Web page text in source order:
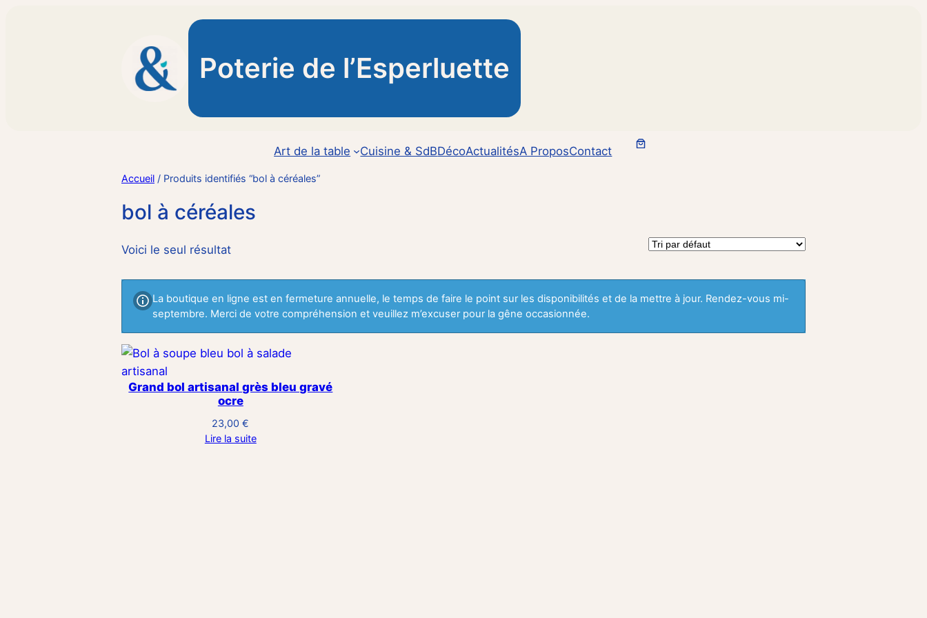
Poterie de l’Esperluette
Art de la table Cuisine & SdBDécoActualitésA ProposContact
Accueil / Produits identifiés “bol à céréales”
bol à céréales
Voici le seul résultat
La boutique en ligne est en fermeture annuelle, le temps de faire le point sur les disponibilités et de la mettre à jour. Rendez-vous mi-
septembre. Merci de votre compréhension et veuillez m’excuser pour la gêne occasionnée.
Grand bol artisanal grès bleu gravé
ocre
23,00€
Lire la suite